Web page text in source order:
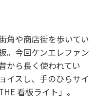
角や商店街を歩いてい
。今回ケンエレファン
から長く使われてい
イスし、手のひらサイ
看板ライト」。